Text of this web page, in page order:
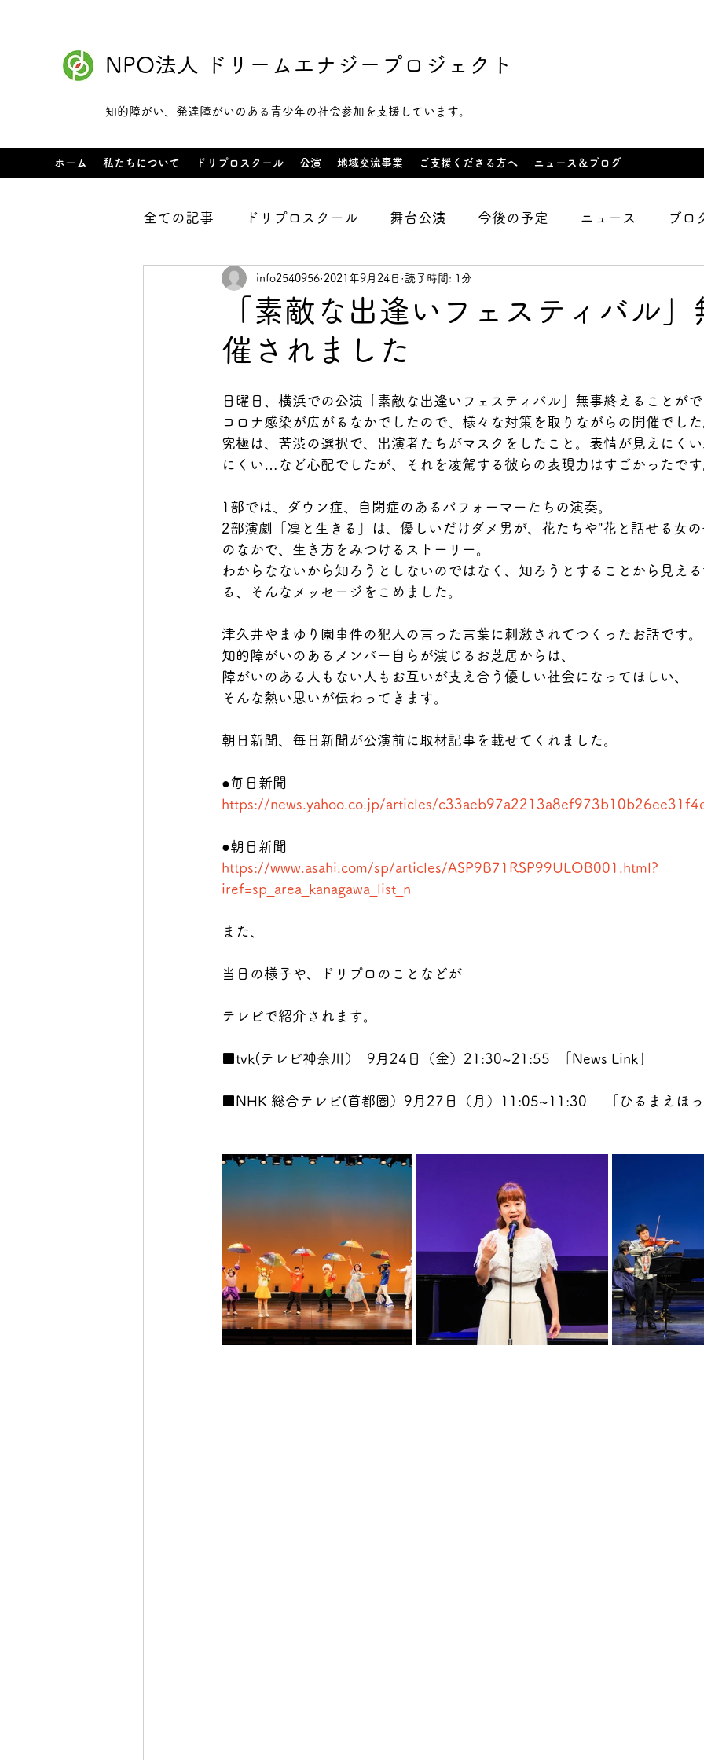
NPO法人 ドリームエナジープロジェクト
知的障がい、発達障がいのある青少年の社会参加を支援しています。
ホーム 私たちについて ドリプロスクール 公演 地域交流事業 ご支援くださる方へ ニュース＆ブログ
全ての記事 ドリプロスクール 舞台公演 今後の予定 ニュース ブロ
お仕事チャレンジ レッスン紹介 イベント
レッスン予定 地域交流
「素敵な出逢いフェスティバル」
催されました
info2540956 2021年9月24日 読了時間: 1分
日曜日、横浜での公演「素敵な出逢いフェスティバル」無事終えることがで
コロナ感染が広がるなかでしたので、様々な対策を取りながらの開催でした
究極は、苦渋の選択で、出演者たちがマスクをしたこと。表情が見えにくい
にくい…など心配でしたが、それを凌駕する彼らの表現力はすごかったです
1部では、ダウン症、自閉症のあるパフォーマーたちの演奏。
2部演劇「凜と生きる」は、優しいだけダメ男が、花たちや"花と話せる女の
のなかで、生き方をみつけるストーリー。
わからなないから知ろうとしないのではなく、知ろうとすることから見える
る、そんなメッセージをこめました。
津久井やまゆり園事件の犯人の言った言葉に刺激されてつくったお話です。
知的障がいのあるメンバー自らが演じるお芝居からは、
障がいのある人もない人もお互いが支え合う優しい社会になってほしい、
そんな熱い思いが伝わってきます。
朝日新聞、毎日新聞が公演前に取材記事を載せてくれました。
●毎日新聞
https://news.yahoo.co.jp/articles/
●朝日新聞
https://www.asahi.com/sp/articles/ASP9B71RSP99ULOB001.html?
iref=sp_area_kanagawa_list_n
また、
当日の様子や、ドリプロのことなどが
テレビで紹介されます。
■tvk(テレビ神奈川）  9月24日（金）21:30~21:55  「News Link」
■NHK 総合テレビ(首都圏）9月27日（月）11:05~11:30 　「ひるまえ